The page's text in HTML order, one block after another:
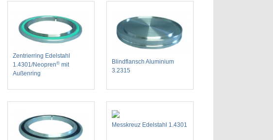
Zentrierring Edelstahl
1.4301/Neopren® mit
Außenring
Blindflansch Aluminium
3.2315
Messkreuz Edelstahl 1.4301